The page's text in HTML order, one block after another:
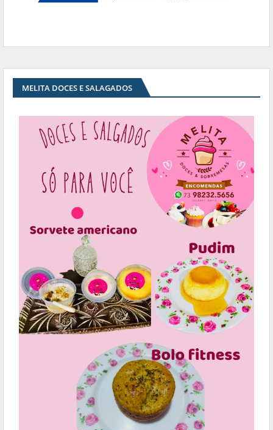
MELITA DOCES E SALAGADOS